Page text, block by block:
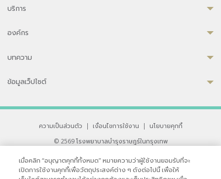
บริการ
องค์กร
บทความ
ข้อมูลเว็ปไซต์
ความเป็นส่วนตัว | เงื่อนไขการใช้งาน |
นโยบายคุกกี้
© 2569 โรงพยาบาลบำรุงราษฎร์ในกรุงเทพ
33 สุขุมวิท ซอย 3 เขตวัฒนา กรุงเทพ 10110 ประเทศไทย
หากท่านมีข้อคิดเห็นหรือปัญหาในการใช้เว็บไซต์ของเรา
เมื่อคลิก “อนุญาตคุกกี้ทั้งหมด” หมายความว่าผู้ใช้งานยอมรับที่จะ
เปิดการใช้งานคุกกี้เพื่อวัตถุประสงค์ต่าง ๆ ดังต่อไปนี้ เพื่อให้